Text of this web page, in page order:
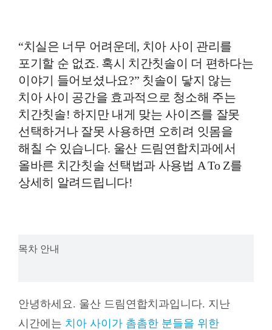
“치실은 너무 어려운데, 치아 사이 관리를
포기할 순 없죠. 혹시 치간칫솔이 더 편하다는
이야기 들어보셨나요?” 칫솔이 닿지 않는
치아 사이 공간을 효과적으로 청소해 주는
치간칫솔! 하지만 내게 맞는 사이즈를 잘못
선택하거나 잘못 사용하면 오히려 잇몸을
해칠 수 있습니다. 울산 드림연합치과에서
올바른 치간칫솔 선택법과 사용법 A To Z를
상세히 알려드립니다!
목차 안내
안녕하세요. 울산 드림연합치과입니다. 지난
시간에는 치아 사이가 촘촘한 분들을 위한